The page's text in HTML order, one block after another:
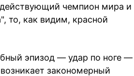
действующий чемпион мира и
то, как видим, красной
эпизод — удар по ноге —
закономерный